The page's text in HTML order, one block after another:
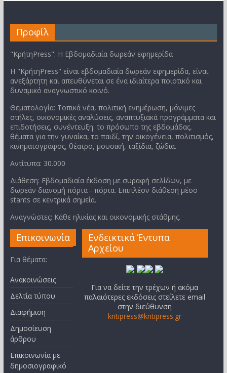
Προφίλ
"ΚρήτηPress": Η Εβδομαδιαία δωρεάν εφημερίδα
Η "ΚρήτηPress" είναι εβδομαδιαία δωρεάν εφημερίδα, είναι
ανεξάρτητη και απευθύνεται σε ένα ιδιαίτερα ποιοτικό και
δυναμικό αναγνωστικό κοινό.
Θεματολογία: Τοπικά νέα, πολιτική ενημέρωση, μόνιμες
στήλες, οικονομικές αναλύσεις, αναπτυξιακά προγράμματα και
επιδοτήσεις, συνέντευξη: το πρόσωπο της εβδομάδας,
θέματα για την γυναίκα, το παιδί, την οικογένεια, πολιτισμός,
κινηματογράφος, θέατρο, μουσική, ταξίδια, ζώδια.
Αντίτυπα: 30.000
Διάθεση: Εβδομαδιαία έκδοση με συραφή σελίδων, με
δωρεάν διανομή πόρτα - πόρτα. Επιπλέον διάθεση μέσο
stants σε κεντρικά σημεία.
Αναγνώστες: Κάθε ηλικίας και οικονομικής στάθμης.
Επικοινωνία
Για θέματα:
Ανακοινώσεις
Δελτία τύπου
Διαφήμιση
Δημοσίευση
άρθρου
Επικοινωνία με
δημοσιογραφικό
Ενδεικτικά Έντυπα
Αρχείου
Για να δείτε την τρέχων ή ακόμα
παλαιότερες εκδόσεις στείλετε email
στην διεύθυνση
kritipress@kritipress.gr